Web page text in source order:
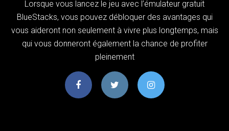
Lorsque vous lancez le jeu avec l’émulateur gratuit
BlueStacks, vous pouvez débloquer des avantages qui
vous aideront non seulement à vivre plus longtemps, mais
qui vous donneront également la chance de profiter
pleinement